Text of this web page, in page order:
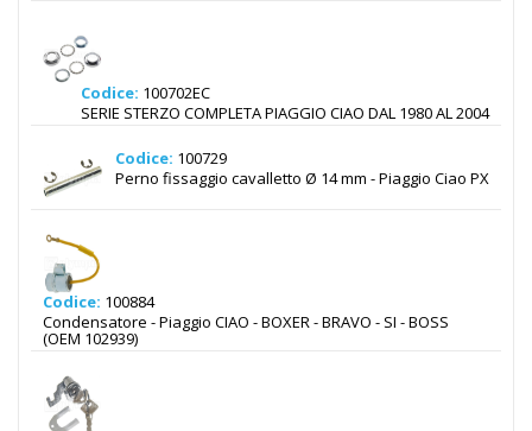
Codice: 100702EC
SERIE STERZO COMPLETA PIAGGIO CIAO DAL 1980 AL 2004
Codice: 100729
Perno fissaggio cavalletto Ø 14 mm - Piaggio Ciao PX
Codice: 100884
Condensatore - Piaggio CIAO - BOXER - BRAVO - SI - BOSS
(OEM 102939)